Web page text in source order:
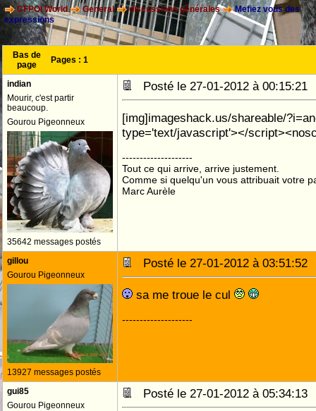
CFPOI World General discussions générales
Mefiez vous des
expressions
Bas de
page
Pages : 1
indian
Mourir, c'est partir
beaucoup.
Gourou Pigeonneux
35642 messages postés
Posté le 27-01-2012 à
[img]imageshack.us/shareable/
type='text/javascript'></
--------------------
Tout ce qui arrive, arrive justement.
Comme si quelqu'un vous attribuait votre
Marc Aurèle
gillou
Gourou Pigeonneux
13927 messages postés
Posté le 27-01-2012 à
sa me troue le cul
--------------------
gui85
Gourou Pigeonneux
Posté le 27-01-2012 à